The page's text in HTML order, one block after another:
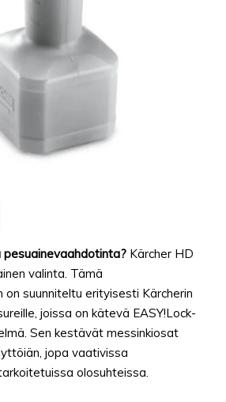
Kärcher HD
valinta. Tämä
on suunniteltu erityisesti Kärcherin
joissa on kätevä EASY!Lock-
Sen kestävät messinkiosat
jopa vaativissa
olosuhteissa.